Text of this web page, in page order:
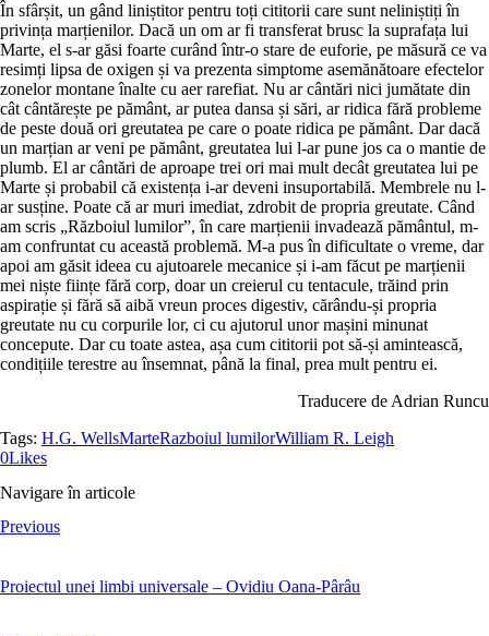
În sfârșit, un gând liniștitor pentru toți cititorii care sunt neliniștiți în
privința marțienilor. Dacă un om ar fi transferat brusc la suprafața lui
Marte, el s-ar găsi foarte curând într-o stare de euforie, pe măsură ce va
resimți lipsa de oxigen și va prezenta simptome asemănătoare efectelor
zonelor montane înalte cu aer rarefiat. Nu ar cântări nici jumătate din
cât cântărește pe pământ, ar putea dansa și sări, ar ridica fără probleme
de peste două ori greutatea pe care o poate ridica pe pământ. Dar dacă
un marțian ar veni pe pământ, greutatea lui l-ar pune jos ca o mantie de
plumb. El ar cântări de aproape trei ori mai mult decât greutatea lui pe
Marte și probabil că existența i-ar deveni insuportabilă. Membrele nu l-
ar susține. Poate că ar muri imediat, zdrobit de propria greutate. Când
am scris „Războiul lumilor”, în care marțienii invadează pământul, m-
am confruntat cu această problemă. M-a pus în dificultate o vreme, dar
apoi am găsit ideea cu ajutoarele mecanice și i-am făcut pe marțienii
mei niște ființe fără corp, doar un creierul cu tentacule, trăind prin
aspirație și fără să aibă vreun proces digestiv, cărându-și propria
greutate nu cu corpurile lor, ci cu ajutorul unor mașini minunat
concepute. Dar cu toate astea, așa cum cititorii pot să-și amintească,
condițiile terestre au însemnat, până la final, prea mult pentru ei.
Traducere de Adrian Runcu
Tags: H.G. WellsMarteRazboiul lumilorWilliam R. Leigh
0Likes
Navigare în articole
Previous
Proiectul unei limbi universale – Ovidiu Oana-Pârâu